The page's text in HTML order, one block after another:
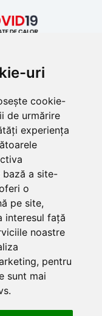
uri
cookie-
de urmărire
experiența
a site-
o
pe site,
interesul față
noastre
, pentru
sunt mai
.
1991